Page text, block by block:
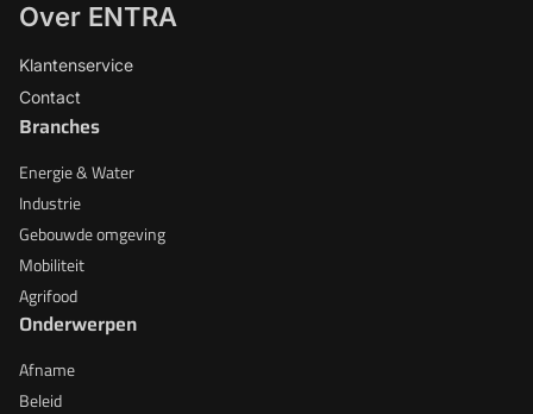
Over ENTRA
Klantenservice
Contact
Branches
Energie & Water
Industrie
Gebouwde omgeving
Mobiliteit
Agrifood
Onderwerpen
Afname
Beleid